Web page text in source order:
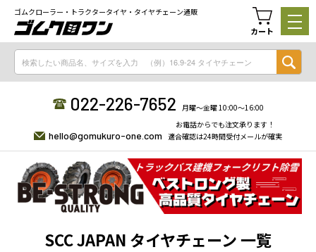
ゴムクローラー・トラクタータイヤ・タイヤチェーン通販
カート
022-226-7652 月曜〜金曜 10:00〜16:00
hello@gomukuro-one.com
お電話からでも注文承ります！
適合確認は24時間受付メールが確実
SCC JAPAN タイヤチェーン 一覧